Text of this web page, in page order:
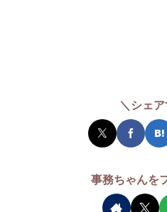
＼シェ
事務ちゃんを